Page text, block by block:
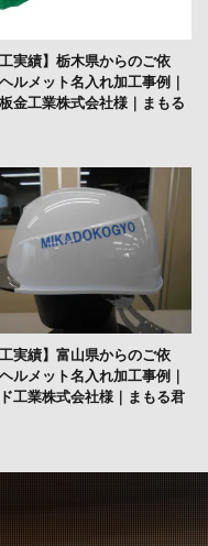
工実績】栃木県からのご依
ルメット名入れ加工事例｜
板金工業株式会社様｜まもる
工実績】富山県からのご依
ルメット名入れ加工事例｜
工業株式会社様｜まもる君